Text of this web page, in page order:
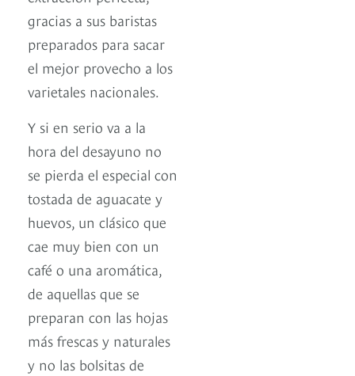
gracias a sus baristas
preparados para sacar
el mejor provecho a los
varietales nacionales.
Y si en serio va a la
hora del desayuno no
se pierda el especial con
tostada de aguacate y
huevos, un clásico que
cae muy bien con un
café o una aromática,
de aquellas que se
preparan con las hojas
más frescas y naturales
y no las bolsitas de